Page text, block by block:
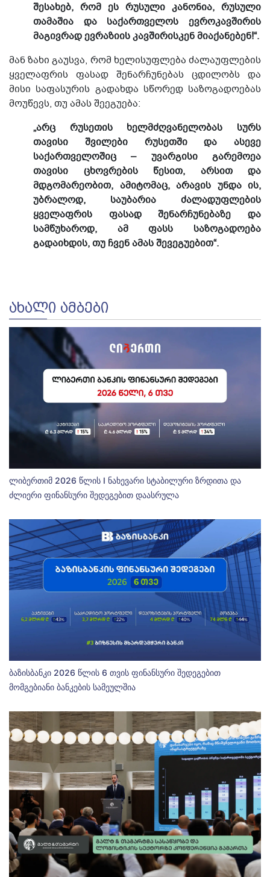
შესახებ, რომ ეს რუსული კანონია, რუსული
თამაშია და საქართველოს ევროკავშირის
მაგივრად ევრაზიის კავშირისკენ მიაქანებენ!“.
მან ზახი გაუსვა, რომ ხელისუფლება ძალაუფლების
ყველაფრის ფასად შენარჩუნებას ცდილობს და
მისი საფასურის გადახდა სწორედ საზოგადოებას
მოუწევს, თუ ამას შეეგუება:
„არც რუსეთის ხელმძღვანელობას სურს
თავისი შვილები რუსეთში და ასევე
საქართველოშიც – უვარგისი გარემოეა
თავისი ცხოვრების წესით, არსით და
მდგომარეობით, ამიტომაც, არავის უნდა ის,
უბრალოდ, საუბარია ძალადუფლების
ყველაფრის ფასად შენარჩუნებაზე და
სამწუხაროდ, ამ ფასს საზოგადოება
გადაიხდის, თუ ჩვენ ამას შევეგუებით“.
ᲐᲮᲐᲚᲘ ᲐᲛᲑᲔᲑᲘ
ლიბერთიმ 2026 წლის I ნახევარი სტაბილური ზრდითა და
ძლიერი ფინანსური შედეგებით დაასრულა
ბაზისბანკი 2026 წლის 6 თვის ფინანსური შედეგებით
მომგებიანი ბანკების სამეულშია